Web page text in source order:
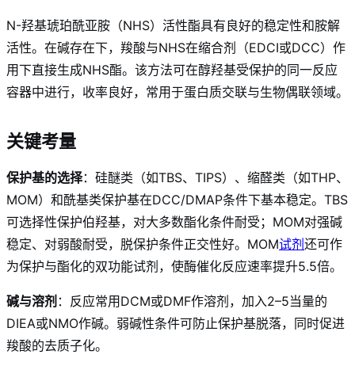
N-羟基琥珀酰亚胺（NHS）活性酯具有良好的稳定性和胺解
活性。在碱存在下，羧酸与NHS在缩合剂（EDCI或DCC）作
用下直接生成NHS酯。该方法可在醇羟基受保护的同一反应
容器中进行，收率良好，常用于蛋白质交联与生物偶联领域。
关键考量
保护基的选择：硅醚类（如TBS、TIPS）、缩醛类（如THP、
MOM）和酰基类保护基在DCC/DMAP条件下基本稳定。TBS
可选择性保护伯羟基，对大多数酯化条件耐受 ；MOM对强碱
稳定、对弱酸耐受，脱保护条件正交性好。MOM试剂还可作
为保护与酯化的双功能试剂，使酶催化反应速率提升5.5倍。
碱与溶剂 ：反应常用DCM或DMF作溶剂，加入2–5当量的
DIEA或NMO作碱。弱碱性条件可防止保护基脱落，同时促进
羧酸的去质子化。